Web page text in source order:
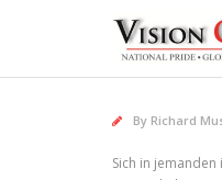
By Richard
Sich in